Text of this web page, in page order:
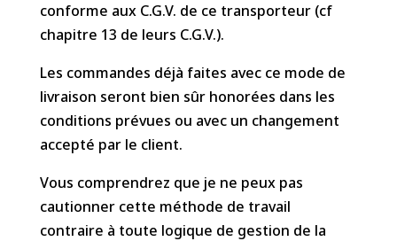
conforme aux C.G.V. de ce transporteur (cf
chapitre 13 de leurs C.G.V.).
Les commandes déjà faites avec ce mode de
livraison seront bien sûr honorées dans les
conditions prévues ou avec un changement
accepté par le client.
Vous comprendrez que je ne peux pas
cautionner cette méthode de travail
contraire à toute logique de gestion de la